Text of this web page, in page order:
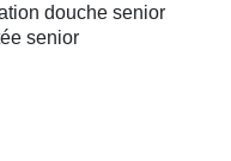
douche senior
senior